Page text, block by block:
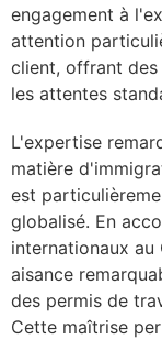
engagement à
attention
client, offrant des
les attentes
L'expertise
matière
est
globalisé. En
internationaux au
aisance
des permis de
Cette maîtrise